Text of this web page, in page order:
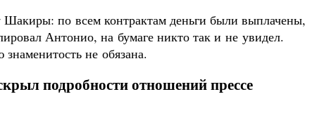
Шакиры: по всем контрактам деньги были выплачены,
Антонио, на бумаге никто так и не увидел.
не обязана.
подробности отношений прессе